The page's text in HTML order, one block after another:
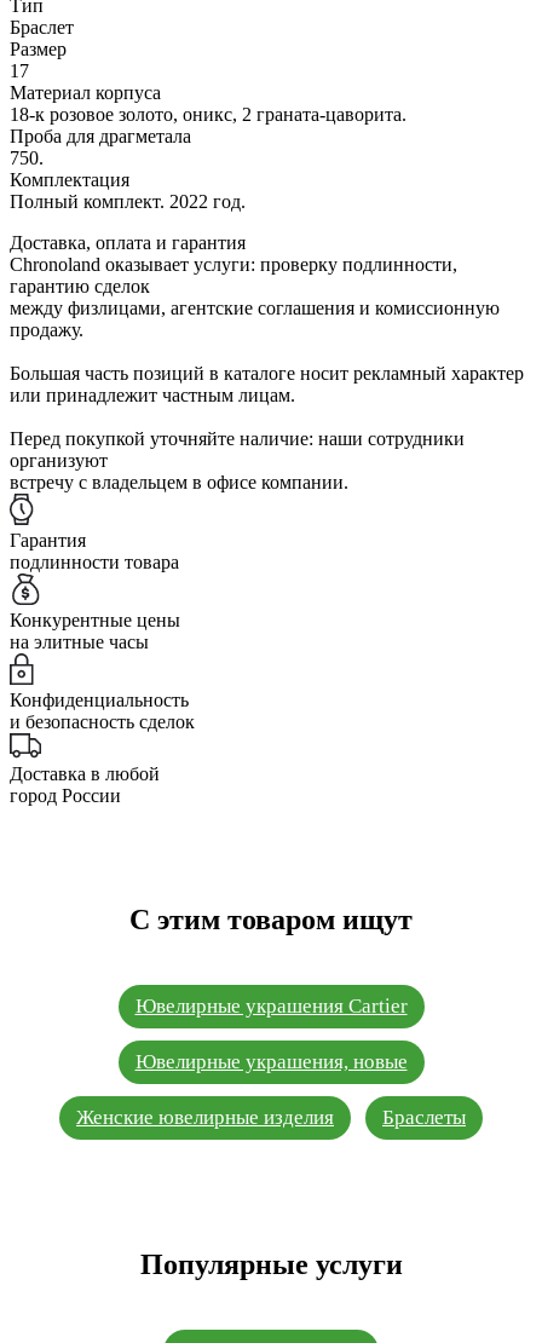
Тип
Браслет
Размер
17
Материал корпуса
18-к розовое золото, оникс, 2 граната-цаворита.
Проба для драгметала
750.
Комплектация
Полный комплект. 2022 год.
Доставка, оплата и гарантия
Chronoland оказывает услуги: проверку подлинности,
гарантию сделок
между физлицами, агентские соглашения и комиссионную
продажу.
Большая часть позиций в каталоге носит рекламный характер
или принадлежит частным лицам.
Перед покупкой уточняйте наличие: наши сотрудники
организуют
встречу с владельцем в офисе компании.
Гарантия
подлинности товара
Конкурентные цены
на элитные часы
Конфиденциальность
и безопасность сделок
Доставка в любой
город России
С этим товаром ищут
Ювелирные украшения Cartier
Ювелирные украшения, новые
Женские ювелирные изделия Браслеты
Популярные услуги